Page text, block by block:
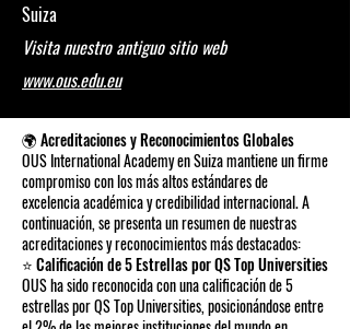
Suiza
Visita nuestro antiguo sitio web
www.ous.edu.eu
🌍 Acreditaciones y Reconocimientos Globales
OUS International Academy en Suiza mantiene un firme
compromiso con los más altos estándares de
excelencia académica y credibilidad internacional. A
continuación, se presenta un resumen de nuestras
acreditaciones y reconocimientos más destacados:
⭐ Calificación de 5 Estrellas por QS Top Universities
OUS ha sido reconocida con una calificación de 5
estrellas por QS Top Universities, posicionándose entre